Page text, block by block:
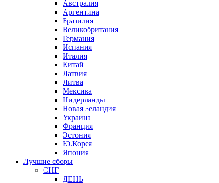
Австралия
Аргентина
Бразилия
Великобритания
Германия
Испания
Италия
Китай
Латвия
Литва
Мексика
Нидерланды
Новая Зеландия
Украина
Франция
Эстония
Ю.Корея
Япония
Лучшие сборы
СНГ
ДЕНЬ